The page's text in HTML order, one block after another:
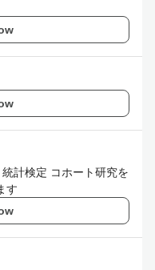
計検定 コホート研究を
す